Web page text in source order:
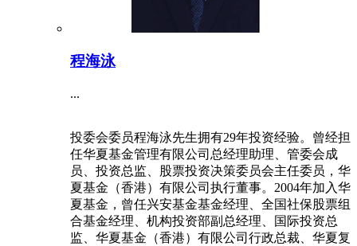
程海泳
...
投委会委员程海泳先生拥有29年投资经验。曾经担
任华夏基金管理有限公司总经理助理、管委会成
员、投资总监、股票投资决策委员会主任委员，华
夏基金（香港）有限公司执行董事。2004年加入华
夏基金，曾任兴安基金基金经理、全国社保股票组
合基金经理、机构投资部副总经理、国际投资总
监、华夏基金（香港）有限公司行政总裁、华夏复